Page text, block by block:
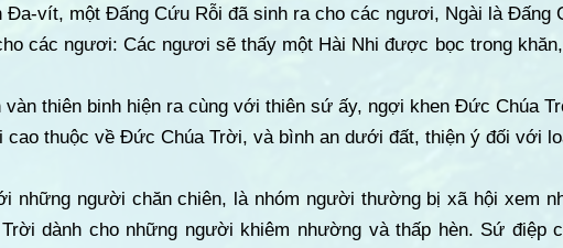
Đa-vít, một Đấng Cứu Rỗi đã sinh ra cho các ngươi, Ngài là Đấng
các ngươi: Các ngươi sẽ thấy một Hài Nhi được bọc trong
vàn thiên binh hiện ra cùng với thiên sứ ấy, ngợi khen Đức Chúa
cao thuộc về Đức Chúa Trời, và bình an dưới đất, thiện ý đối với
những người chăn chiên, là nhóm người thường bị xã hội xem
dành cho những người khiêm nhường và thấp hèn. Sứ điệp